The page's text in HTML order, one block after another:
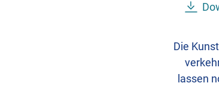
Die
lassen